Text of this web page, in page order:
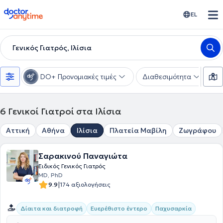
doctoranytime EL
Γενικός Γιατρός, Ιλίσια
DO+ Προνομιακές τιμές Διαθεσιμότητα
6 Γενικοί Γιατροί στα Ιλίσια
Αττική Αθήνα Ιλίσια Πλατεία Μαβίλη Ζωγράφου
Σαρακινού Παναγιώτα
Ειδικός Γενικός Γιατρός
MD, PhD
9.9|174 αξιολογήσεις
Δίαιτα και διατροφή Ευερέθιστο έντερο Παχυσαρκία